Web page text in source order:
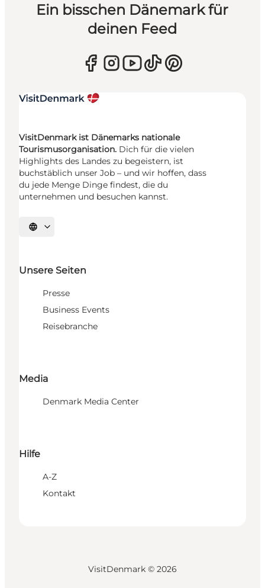
Ein bisschen Dänemark für
deinen Feed
VisitDenmark ist Dänemarks nationale
Tourismusorganisation. Dich für die vielen
Highlights des Landes zu begeistern, ist
buchstäblich unser Job – und wir hoffen, dass
du jede Menge Dinge findest, die du
unternehmen und besuchen kannst.
Sprache auswählen
Unsere Seiten
Presse
Business Events
Reisebranche
Media
Denmark Media Center
Hilfe
A-Z
Kontakt
VisitDenmark © 2026